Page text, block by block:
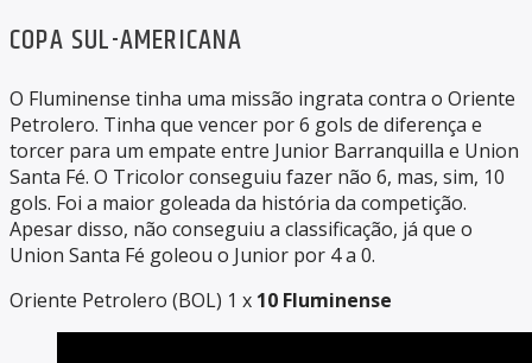
COPA SUL-AMERICANA
O Fluminense tinha uma missão ingrata contra o Oriente
Petrolero. Tinha que vencer por 6 gols de diferença e
torcer para um empate entre Junior Barranquilla e Union
Santa Fé. O Tricolor conseguiu fazer não 6, mas, sim, 10
gols. Foi a maior goleada da história da competição.
Apesar disso, não conseguiu a classificação, já que o
Union Santa Fé goleou o Junior por 4 a 0.
Oriente Petrolero (BOL) 1 x 10 Fluminense